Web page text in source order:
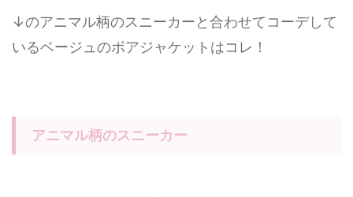
↓のアニマル柄のスニーカーと合わせてコーデして
いるベージュのボアジャケットはコレ！
アニマル柄のスニーカー